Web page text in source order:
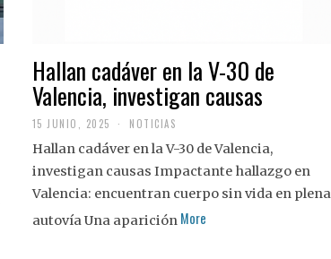
Hallan cadáver en la V-30 de
Valencia, investigan causas
15 JUNIO, 2025 NOTICIAS
Hallan cadáver en la V-30 de Valencia,
investigan causas Impactante hallazgo en
Valencia: encuentran cuerpo sin vida en plena
autovía Una aparición More